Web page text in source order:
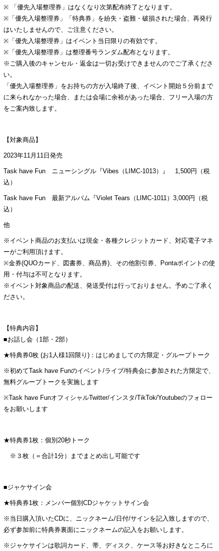
※ 「優先入場整理券」はなくなり次第配布終了となります。
※「優先入場整理券」「特典券」を紛失・盗難・破損された場合、再発行
はいたしませんので、ご注意ください。
※「優先入場整理券」はイベント当日限りの有効です。
※「優先入場整理券」は整理番号ランダム配布となります。
※ご購入後のキャンセル・返金は一切お受けできませんのでご了承くださ
い。
「優先入場整理券」をお持ちの方が入場終了後、イベント開始５分前まで
に来られなかった場合、または会場に余裕があった場合、フリー入場の方
をご案内致します。
【対象商品】
2023年11月11日発売
Task have Fun ニューシングル『Vibes（LIMC-1013）』 1,500円（税
込）
Task have Fun 最新アルバム『Violet Tears（LIMC-1011）3,000円（税
込）
他
※イベント商品のお支払いは現金・各種クレジットカード、対応電子マネ
ーがご利用頂けます。
※金券(QUOカード、図書券、商品券)、その他割引券、Pontaポイントの使
用・付与は不可となります。
※イベント対象商品の配送、発送受付は行っておりません。予めご了承く
ださい。
【特典内容】
■お話し会（1部・2部）
★特典券0枚 (お1人様1回限り)：はじめましての方限定・グループトーク
※初めてTask have Funのイベント/ライブ/特典会に参加された方限定で、
無料グループトークを実施します
※Task have FunオフィシャルTwitter/インスタ/TikTok/Youtubeのフォロー
をお願いします
★特典券1枚：個別20秒トーク
※３枚（＝合計1分）までまとめ出し可能です
■ジャケサイン会
★特典券1枚：メンバー個別CDジャケットサイン会
※当日購入頂いたCDに、ニックネーム/日付/サインを記入致しますので、
必ず参加前に特典券裏面にニックネームの記入をお願いします。
※ジャケサインは歌詞カード、帯、ディスク、ケース等お好きなところに